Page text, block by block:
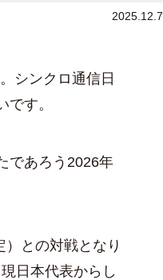
2025.12.7
シンクロ通信日
す。
であろう2026年
との対戦となり
日本代表からし